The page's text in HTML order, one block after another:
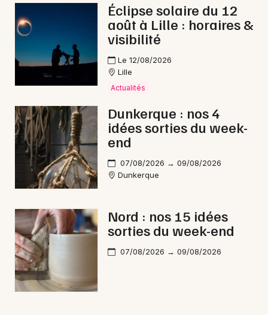
Artistes en tournée
Actus à Maubeuge
Magazine à Maubeuge
59 - Nord
Choisir mes départements
Mon email
Éclipse solaire du 12
août à Lille : horaires &
visibilité
Le 12/08/2026
Lille
Actualités
Dunkerque : nos 4
idées sorties du week-
end
07/08/2026 → 09/08/2026
Dunkerque
Nord : nos 15 idées
sorties du week-end
07/08/2026 → 09/08/2026